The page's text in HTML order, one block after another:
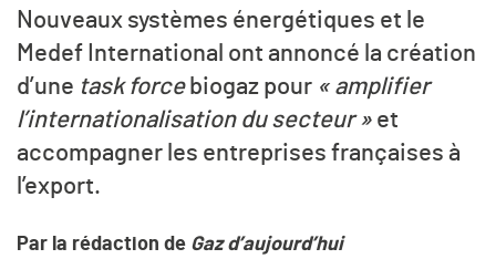
Nouveaux systèmes énergétiques et le
Medef International ont annoncé la création
d’une task forcebiogaz pour « amplifier
l’internationalisation du secteur » et
accompagner les entreprises françaises à
l’export.
Par la rédaction de Gaz d’aujourd’hui